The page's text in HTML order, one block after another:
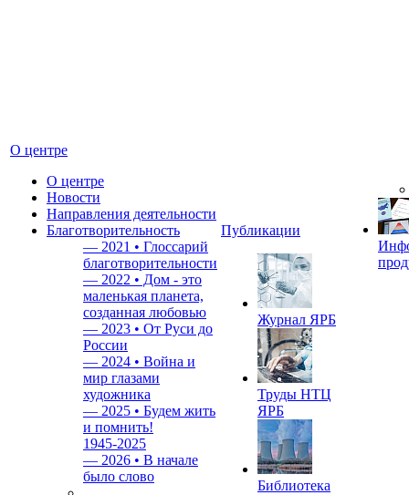
О центре
О центре
Новости
Направления деятельности
Благотворительность
— 2021 • Глоссарий
благотворительности
— 2022 • Дом - это
маленькая планета,
созданная любовью
— 2023 • От Руси до
России
— 2024 • Война и
мир глазами
художника
— 2025 • Будем жить
и помнить!
1945-2025
— 2026 • В начале
было слово
Публикации
Журнал ЯРБ
Труды НТЦ
ЯРБ
Библиотека